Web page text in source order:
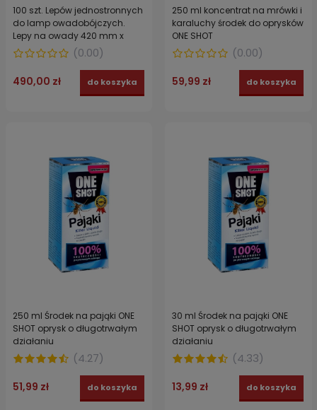
100 szt. Lepów jednostronnych
do lamp owadobójczych.
Lepy na owady 420 mm x
230mm
(0.00)
490,00 zł do koszyka
250 ml koncentrat na mrówki i
karaluchy środek do oprysków
ONE SHOT
(0.00)
59,99 zł do koszyka
250 ml Środek na pająki ONE
SHOT oprysk o długotrwałym
działaniu
(4.27)
51,99 zł do koszyka
30 ml Środek na pająki ONE
SHOT oprysk o długotrwałym
działaniu
(4.33)
13,99 zł do koszyka